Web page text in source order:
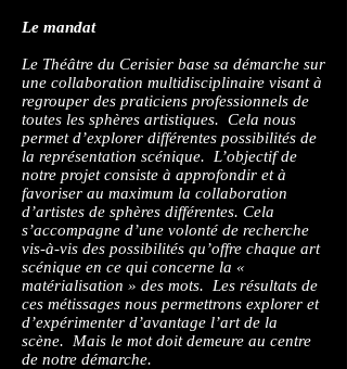
Le mandat
Le Théâtre du Cerisier base sa démarche sur
une collaboration multidisciplinaire visant à
regrouper des praticiens professionnels de
toutes les sphères artistiques. Cela nous
permet d’explorer différentes possibilités de
la représentation scénique. L’objectif de
notre projet consiste à approfondir et à
favoriser au maximum la collaboration
d’artistes de sphères différentes. Cela
s’accompagne d’une volonté de recherche
vis-à-vis des possibilités qu’offre chaque art
scénique en ce qui concerne la «
matérialisation » des mots. Les résultats de
ces métissages nous permettrons explorer et
d’expérimenter d’avantage l’art de la
scène. Mais le mot doit demeure au centre
de notre démarche.